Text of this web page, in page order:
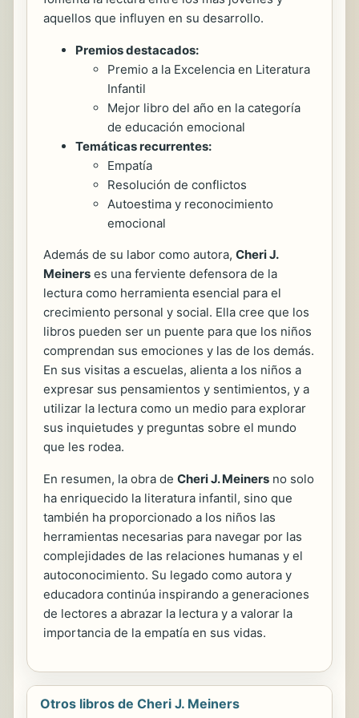
aquellos que influyen en su desarrollo.
Premios destacados:
Premio a la Excelencia en Literatura
Infantil
Mejor libro del año en la categoría
de educación emocional
Temáticas recurrentes:
Empatía
Resolución de conflictos
Autoestima y reconocimiento
emocional
Además de su labor como autora, Cheri J.
Meiners es una ferviente defensora de la
lectura como herramienta esencial para el
crecimiento personal y social. Ella cree que los
libros pueden ser un puente para que los niños
comprendan sus emociones y las de los demás.
En sus visitas a escuelas, alienta a los niños a
expresar sus pensamientos y sentimientos, y a
utilizar la lectura como un medio para explorar
sus inquietudes y preguntas sobre el mundo
que les rodea.
En resumen, la obra de Cheri J. Meiners no solo
ha enriquecido la literatura infantil, sino que
también ha proporcionado a los niños las
herramientas necesarias para navegar por las
complejidades de las relaciones humanas y el
autoconocimiento. Su legado como autora y
educadora continúa inspirando a generaciones
de lectores a abrazar la lectura y a valorar la
importancia de la empatía en sus vidas.
Otros libros de Cheri J. Meiners